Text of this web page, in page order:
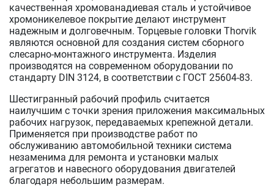
качественная хромованадиевая сталь и устойчивое
хромоникелевое покрытие делают инструмент
надежным и долговечным. Торцевые головки Thorvik
являются основной для создания систем сборного
слесарно-монтажного инструмента. Изделия
производятся на современном оборудовании по
стандарту DIN 3124, в соответствии с ГОСТ 25604-83.
Шестигранный рабочий профиль считается
наилучшим с точки зрения приложения максимальных
рабочих нагрузок, передаваемых крепежной детали.
Применяется при производстве работ по
обслуживанию автомобильной техники система
незаменима для ремонта и установки малых
агрегатов и навесного оборудования двигателей
благодаря небольшим размерам.